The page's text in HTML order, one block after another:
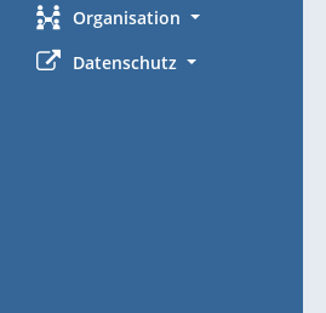
Organisation
Datenschutz